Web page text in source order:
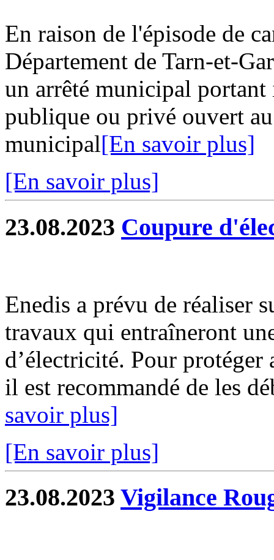
En raison de l'épisode de
Département de Tarn-et-
un arrêté municipal
publique ou privé ouvert
municipal[En savoir plus]
[En savoir plus]
23.08.2023 Coupure
Enedis a prévu de réaliser
travaux qui entraîneront
d’électricité. Pour protéger
il est recommandé de les
savoir plus]
[En savoir plus]
23.08.2023 Vigilance